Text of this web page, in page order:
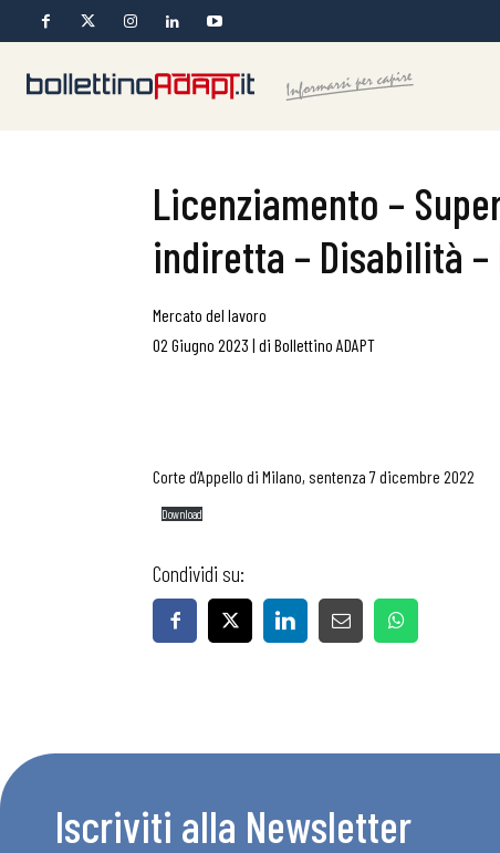
Licenziamento –
indiretta – Disabilità
Mercato del lavoro
02 Giugno 2023 | di Bollettino ADAPT
Corte d’Appello di Milano, sentenza 7 dicembre 2022
Download
Condividi su:
Iscriviti alla Newsletter